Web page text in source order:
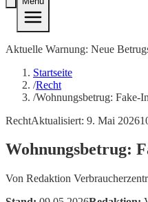
Aktuelle Warnung: Neue
Startseite
/Recht
/Wohnungsbetrug: Fake-
RechtAktualisiert: 9. Mai 2026
Wohnungsbetrug:
Von Redaktion